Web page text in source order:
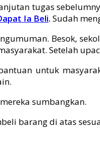
tugas
Ia Beli. Sudah
Besok,
Setelah
untuk
sumbangkan.